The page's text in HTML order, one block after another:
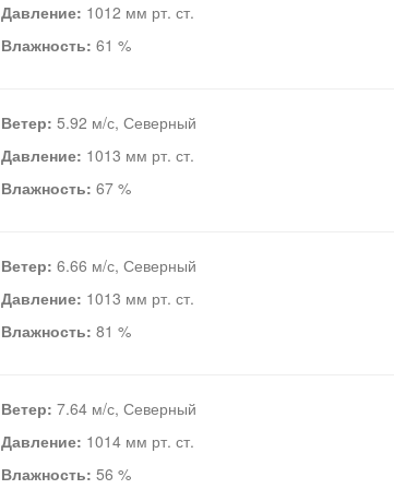
Давление: 1012 мм рт. ст.
Влажность: 61 %
Ветер: 5.92 м/с, Северный
Давление: 1013 мм рт. ст.
Влажность: 67 %
Ветер: 6.66 м/с, Северный
Давление: 1013 мм рт. ст.
Влажность: 81 %
Ветер: 7.64 м/с, Северный
Давление: 1014 мм рт. ст.
Влажность: 56 %